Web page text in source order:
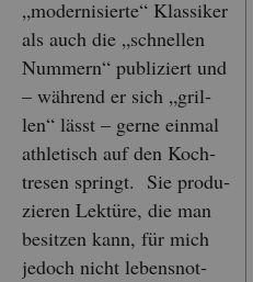
„mo­der­ni­sier­te“ Klas­si­ker
als auch die „schnel­len
Num­mern“ pu­bli­ziert und
– wäh­rend er sich „gril­
len“ lässt – gerne ein­mal
ath­le­tisch auf den Koch­
tre­sen springt. Sie pro­du­
zie­ren Lek­tü­re, die man
be­sit­zen kann, für mich
je­doch nicht le­bens­not­